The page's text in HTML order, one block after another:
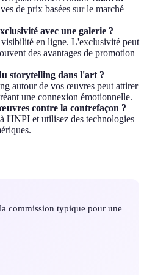
de prix basées sur le marché
avec une galerie ?
en ligne. L'exclusivité peut
des avantages de promotion
storytelling dans l'art ?
autour de vos œuvres peut attirer
une connexion émotionnelle.
contre la contrefaçon ?
l'INPI et utilisez des technologies
commission typique pour une